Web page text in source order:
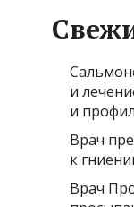
и
и
Врач
к
Врач